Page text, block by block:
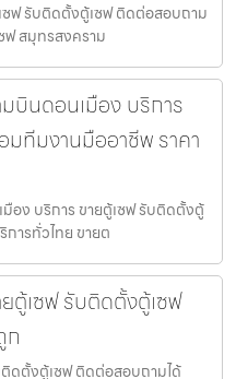
ซฟ รับติดตั้งตู้เซฟ ติดต่อสอบถาม
ฟ สมุทรสงคราม
บินดอนเมือง บริการ
ทีมงานมืออาชีพ ราคา
อง บริการ ขายตู้เซฟ รับติดตั้งตู้
ารทั่วไทย ขายต
ตู้เซฟ รับติดตั้งตู้เซฟ
ก
ดตั้งตู้เซฟ ติดต่อสอบถามได้